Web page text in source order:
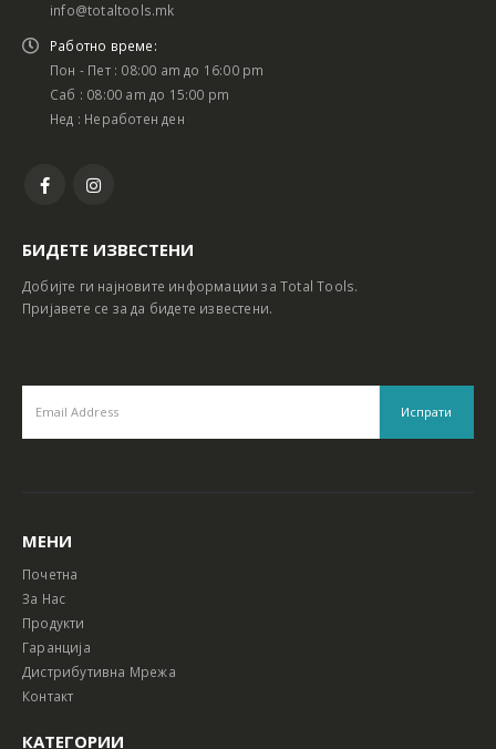
info@totaltools.mk
Работно време:
Пон - Пет : 08:00 am до 16:00 pm
Саб : 08:00 am до 15:00 pm
Нед : Неработен ден
БИДЕТЕ ИЗВЕСТЕНИ
Добијте ги најновите информации за Total Tools.
Пријавете се за да бидете известени.
МЕНИ
Почетна
За Нас
Продукти
Гаранција
Дистрибутивна Мрежа
Контакт
КАТЕГОРИИ